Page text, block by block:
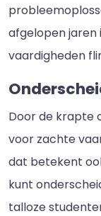
afgelopen jaren
vaardigheden
Door de krapte
voor zachte
dat betekent
kunt
talloze